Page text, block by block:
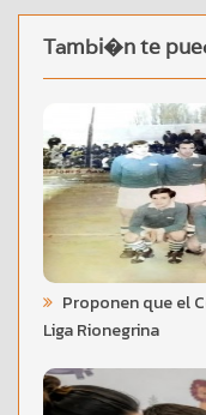
Tambi�n te
Proponen que el
Liga Rionegrina